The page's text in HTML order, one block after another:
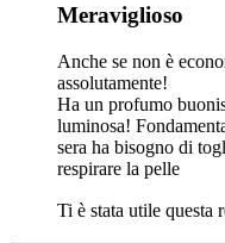
Meraviglioso
Anche se non è
assolutamente!
Ha un profumo
luminosa!
sera ha bisogno di
respirare la pelle
Ti è stata utile questa